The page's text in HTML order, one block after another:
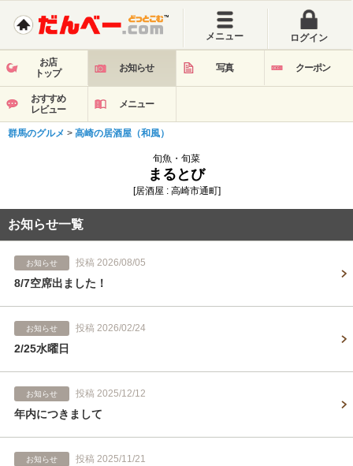
メニュー ログイン
お店
トップ
お知らせ 写真 クーポン
おすすめ
レビュー
メニュー
群馬のグルメ > 高崎の居酒屋（和風）
旬魚・旬菜
まるとび
[居酒屋 : 高崎市通町]
お知らせ一覧
お知らせ 投稿 2026/08/05
8/7空席出ました！
お知らせ 投稿 2026/02/24
2/25水曜日
お知らせ 投稿 2025/12/12
年内につきまして
お知らせ 投稿 2025/11/21